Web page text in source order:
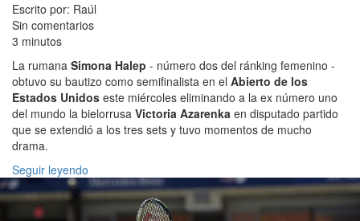
Escrito por: Raúl
Sin comentarios
3 minutos
La rumana Simona Halep - número dos del ránking femenino -
obtuvo su bautizo como semifinalista en el Abierto de los
Estados Unidos este miércoles eliminando a la ex número uno
del mundo la bielorrusa Victoria Azarenka en disputado partido
que se extendió a los tres sets y tuvo momentos de mucho
drama.
Seguir leyendo